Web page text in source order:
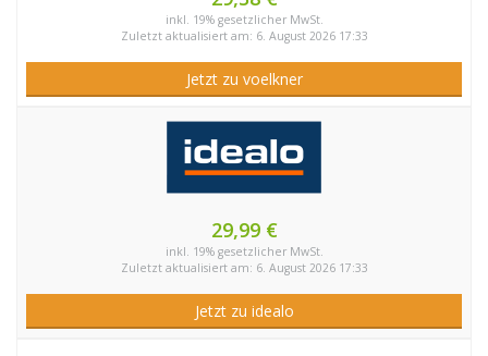
inkl. 19% gesetzlicher MwSt.
Zuletzt aktualisiert am: 6. August 2026 17:33
Jetzt zu voelkner
29,99 €
inkl. 19% gesetzlicher MwSt.
Zuletzt aktualisiert am: 6. August 2026 17:33
Jetzt zu idealo